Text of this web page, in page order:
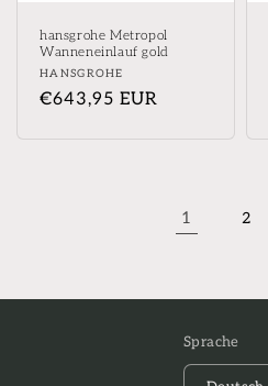
hansgrohe Metropol
Wanneneinlauf gold
Anbieter:
HANSGROHE
Normaler
€643,95 EUR
1 2
Sprache